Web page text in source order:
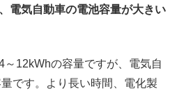
電気自動車の電池容量が大きい
12kWhの容量ですが、電気自
です。より長い時間、電化製